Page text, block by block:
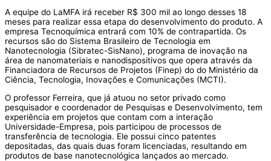
A equipe do LaMFA irá receber R$ 300 mil ao longo desses 18
meses para realizar essa etapa do desenvolvimento do produto. A
empresa Tecnoquímica entrará com 10% de contrapartida. Os
recursos são do Sistema Brasileiro de Tecnologia em
Nanotecnologia (Sibratec-SisNano), programa de inovação na
área de nanomateriais e nanodispositivos que opera através da
Financiadora de Recursos de Projetos (Finep) do do Ministério da
Ciência, Tecnologia, Inovações e Comunicações (MCTI).
O professor Ferreira, que já atuou no setor privado como
pesquisador e coordenador de Pesquisas e Desenvolvimento, tem
experiência em projetos que contam com a interação
Universidade-Empresa, pois participou de processos de
transferência de tecnologia. Ele possui cinco patentes
depositadas, das quais duas foram licenciadas, resultando em
produtos de base nanotecnológica lançados ao mercado.